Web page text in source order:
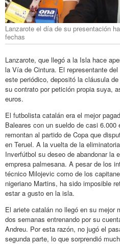
Lanzarote el día de su presentación
fechas
Lanzarote, que llegó a la Isla hace
la Vía de Cintura. El representante
este periódico, depositó la cláusula
su contrato por petición propia suya,
euros.
El futbolista catalán era el mejor
Baleares con un sueldo de casi
remontan al partido de Copa que
en Teruel. A la vuelta de la
Inverfútbol su deseo de abandonar la
empresa palmesana. A pesar de los
técnico Milojevic como de los
nigeriano Martins, ha sido imposible
estar a gusto en la isla.
El ariete catalán no llegó en su mejor
dos semanas entrenando por su
Andreu. Por esta razón, no jugó el
segunda parte, lo que sorprendió